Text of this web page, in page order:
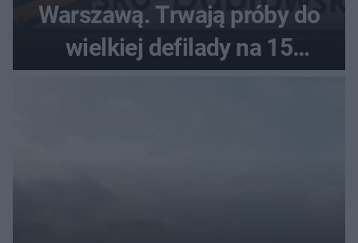
Warszawą. Trwają próby do
wielkiej defilady na 15